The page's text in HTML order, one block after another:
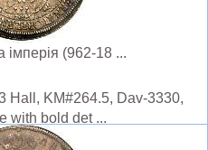
(962-18 ...
Hall, KM#264.5, Dav-3330,
with bold det ...